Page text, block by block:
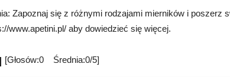
Zapoznaj się z różnymi rodzajami mierników i poszerz
www.apetini.pl/ aby dowiedzieć się więcej.
[Głosów:0 Średnia:0/5]